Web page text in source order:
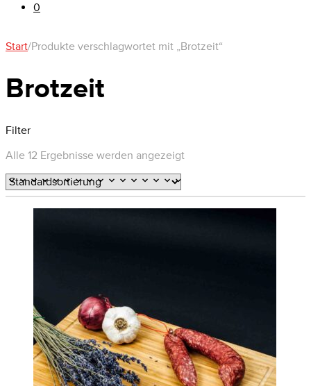
0
Start/Produkte verschlagwortet mit „Brotzeit“
Brotzeit
Filter
Alle 12 Ergebnisse werden angezeigt